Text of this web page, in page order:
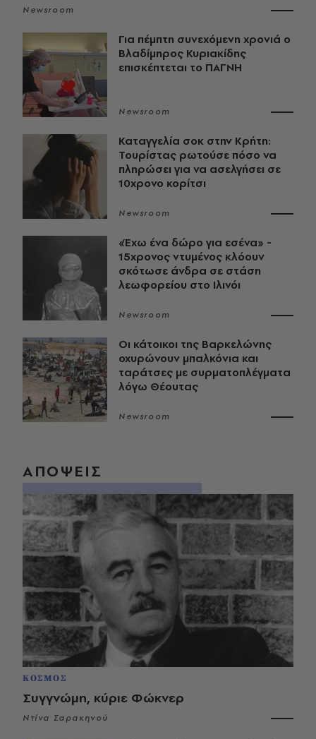
Newsroom
Για πέμπτη συνεχόμενη χρονιά ο
Βλαδίμηρος Κυριακίδης
επισκέπτεται το ΠΑΓΝΗ
Newsroom
Καταγγελία σοκ στην Κρήτη:
Τουρίστας ρωτούσε πόσο να
πληρώσει για να ασελγήσει σε
10χρονο κορίτσι
Newsroom
«Έχω ένα δώρο για εσένα» -
15χρονος ντυμένος κλόουν
σκότωσε άνδρα σε στάση
λεωφορείου στο Ιλινόι
Newsroom
Οι κάτοικοι της Βαρκελώνης
οχυρώνουν μπαλκόνια και
ταράτσες με συρματοπλέγματα
λόγω Θέουτας
Newsroom
ΑΠΟΨΕΙΣ
ΚΟΣΜΟΣ
Συγγνώμη, κύριε Φώκνερ
Ντίνα Σαρακηνού